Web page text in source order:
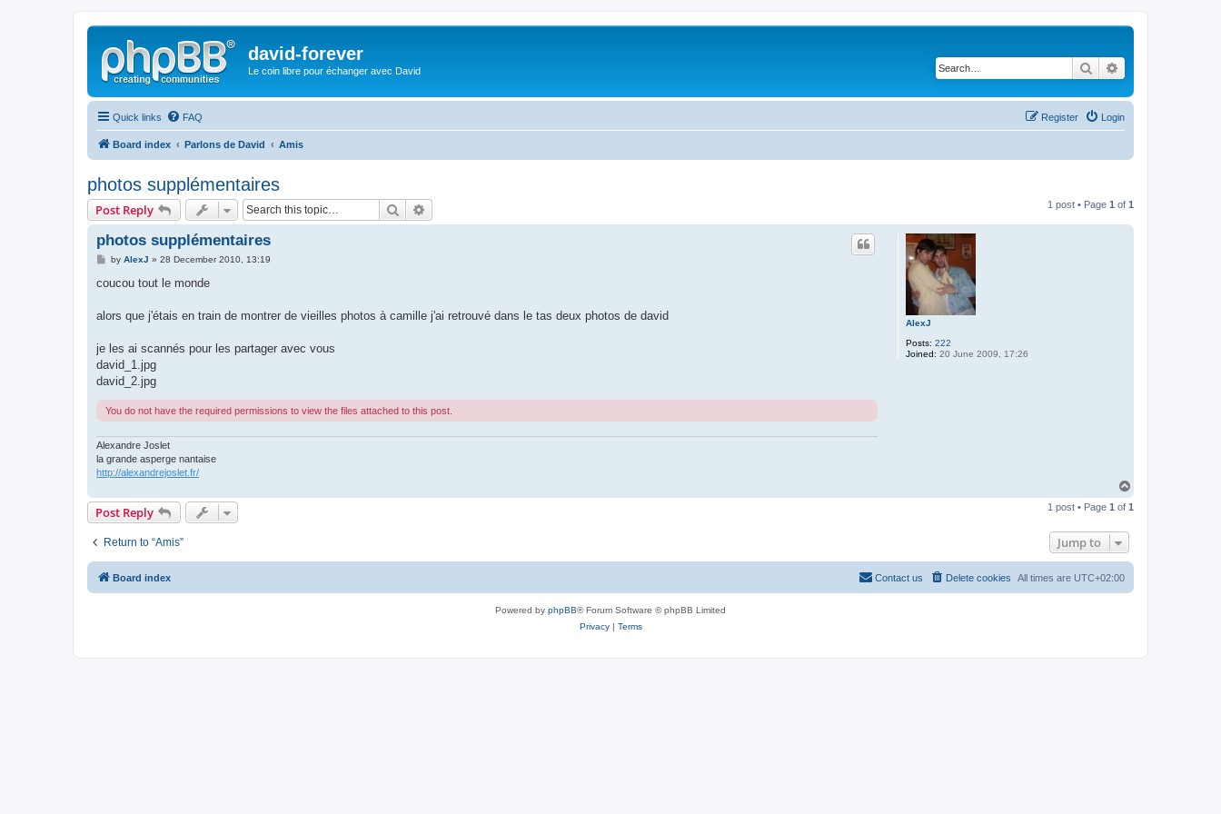
david-forever
Le coin libre pour échanger avec David Search
Quick links FAQ Login
Register
Board index Parlons de David Amis
photos supplémentaires
Post Reply Search 1 post • Page 1 of 1
AlexJ
Posts: 222
Joined: 20 June 2009, 17:26
photos supplémentaires
P
s
by AlexJ » 28 December 2010, 13:19
coucou tout le monde
alors que j'étais en train de montrer de vieilles photos à camille j'ai retrouvé dans le tas deux photos de david
je les ai scannés pour les partager avec vous
david_1.jpg
david_2.jpg
You do not have the required permissions to view the files attached to this post.
Alexandre Joslet
la grande asperge nantaise
http://alexandrejoslet.fr/
p
Post Reply 1 post • Page 1 of 1
Return to “Amis” Jump to
Board index All times are UTC+02:00
Delete cookies
Contact us
Powered by phpBB® Forum Software © phpBB Limited
Privacy| Terms